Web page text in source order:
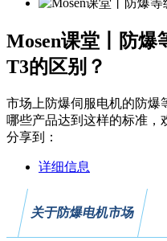
Mosen课堂丨防
T3的区别？
市场上防爆伺服电机的防
哪些产品达到这样的标准，
分享到：
详细信息
关于防爆电机市场